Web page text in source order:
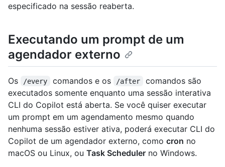
especificado na sessão reaberta.
Executando um prompt de um
agendador externo
Os /every comandos e os /after
comandos são
executados somente enquanto uma sessão interativa
CLI do Copilot está aberta. Se você quiser executar
um prompt em um agendamento mesmo quando
nenhuma sessão estiver ativa, poderá executar CLI do
Copilot de um agendador externo, como cron no
macOS ou Linux, ou Task Scheduler no Windows.